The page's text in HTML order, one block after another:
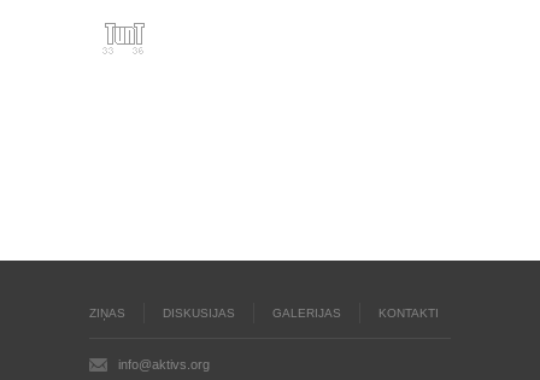
ZIŅAS DISKUSIJAS GALERIJAS KONTAKTI
info@aktivs.org